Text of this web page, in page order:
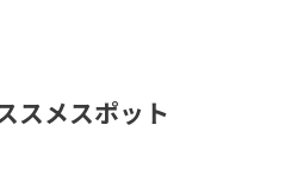
スメスポット